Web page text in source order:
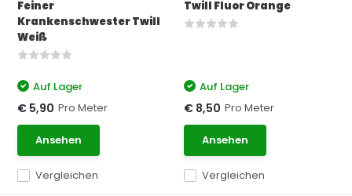
Feiner
Krankenschwester Twill
Weiß
Vergleichen
Auf Lager
€ 5,90 Pro Meter
Ansehen
Twill Fluor Orange
Vergleichen
Auf Lager
€ 8,50 Pro Meter
Ansehen